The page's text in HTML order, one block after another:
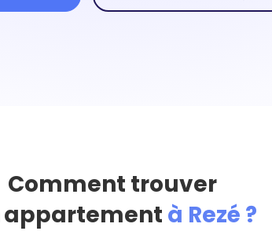
Comment trouver
appartement à Rezé ?